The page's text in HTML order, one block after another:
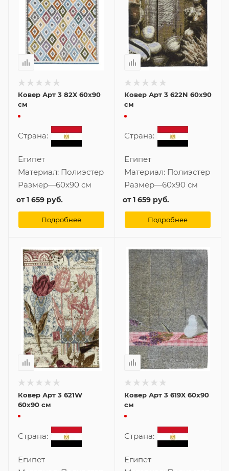
Ковер Арт 3 82X 60x90
см
Страна:
Египет
Материал: Полиэстер
Размер—60x90 см
от1 659 руб.
Подробнее
Ковер Арт 3 622N 60x90
см
Страна:
Египет
Материал: Полиэстер
Размер—60x90 см
от1 659 руб.
Подробнее
Ковер Арт 3 621W
60x90 см
Страна:
Египет
Ковер Арт 3 619X 60x90
см
Страна:
Египет